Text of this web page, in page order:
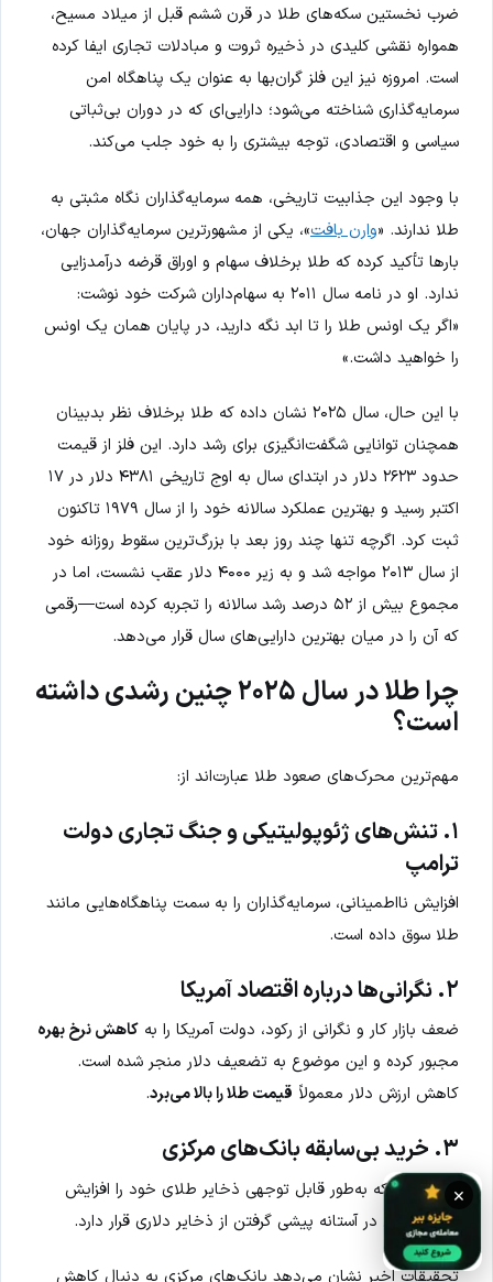
ضرب نخستین سکه‌های طلا در قرن ششم قبل از میلاد مسیح،
همواره نقشی کلیدی در ذخیره ثروت و مبادلات تجاری ایفا کرده
است. امروزه نیز این فلز گران‌بها به عنوان یک پناهگاه امن
سرمایه‌گذاری شناخته می‌شود؛ دارایی‌ای که در دوران بی‌ثباتی
سیاسی و اقتصادی، توجه بیشتری را به خود جلب می‌کند.
با وجود این جذابیت تاریخی، همه سرمایه‌گذاران نگاه مثبتی به
طلا ندارند. «وارن بافت»، یکی از مشهورترین سرمایه‌گذاران جهان،
بارها تأکید کرده که طلا برخلاف سهام و اوراق قرضه درآمدزایی
ندارد. او در نامه سال ۲۰۱۱ به سهام‌داران شرکت خود نوشت:
«اگر یک اونس طلا را تا ابد نگه دارید، در پایان همان یک اونس
را خواهید داشت.»
با این حال، سال ۲۰۲۵ نشان داده که طلا برخلاف نظر بدبینان
همچنان توانایی شگفت‌انگیزی برای رشد دارد. این فلز از قیمت
حدود ۲۶۲۳ دلار در ابتدای سال به اوج تاریخی ۴۳۸۱ دلار در ۱۷
اکتبر رسید و بهترین عملکرد سالانه خود را از سال ۱۹۷۹ تاکنون
ثبت کرد. اگرچه تنها چند روز بعد با بزرگ‌ترین سقوط روزانه خود
از سال ۲۰۱۳ مواجه شد و به زیر ۴۰۰۰ دلار عقب نشست، اما در
مجموع بیش از ۵۲ درصد رشد سالانه را تجربه کرده است—رقمی
که آن را در میان بهترین دارایی‌های سال قرار می‌دهد.
چرا طلا در سال ۲۰۲۵ چنین رشدی داشته
است؟
مهم‌ترین محرک‌های صعود طلا عبارت‌اند از:
۱. تنش‌های ژئوپولیتیکی و جنگ تجاری دولت
ترامپ
افزایش نااطمینانی‌، سرمایه‌گذاران را به سمت پناهگاه‌هایی مانند
طلا سوق داده است.
۲. نگرانی‌ها درباره اقتصاد آمریکا
ضعف بازار کار و نگرانی از رکود، دولت آمریکا را به کاهش نرخ بهره
مجبور کرده و این موضوع به تضعیف دلار منجر شده است.
کاهش ارزش دلار معمولاً قیمت طلا را بالا می‌برد.
۳. خرید بی‌سابقه بانک‌های مرکزی
بویژهچینکه به‌طور قابل توجهی ذخایر طلای خود را افزایش
داده و حتی در آستانه پیشی گرفتن از ذخایر دلاری قرار دارد.
تحقیقات اخیر نشان می‌دهد بانک‌های مرکزی به دنبال کاهش
×